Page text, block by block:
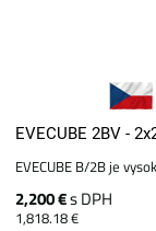
EVECUBE 2BV -
EVECUBE B/2B je
2,200 €s DPH
1,818.18 €